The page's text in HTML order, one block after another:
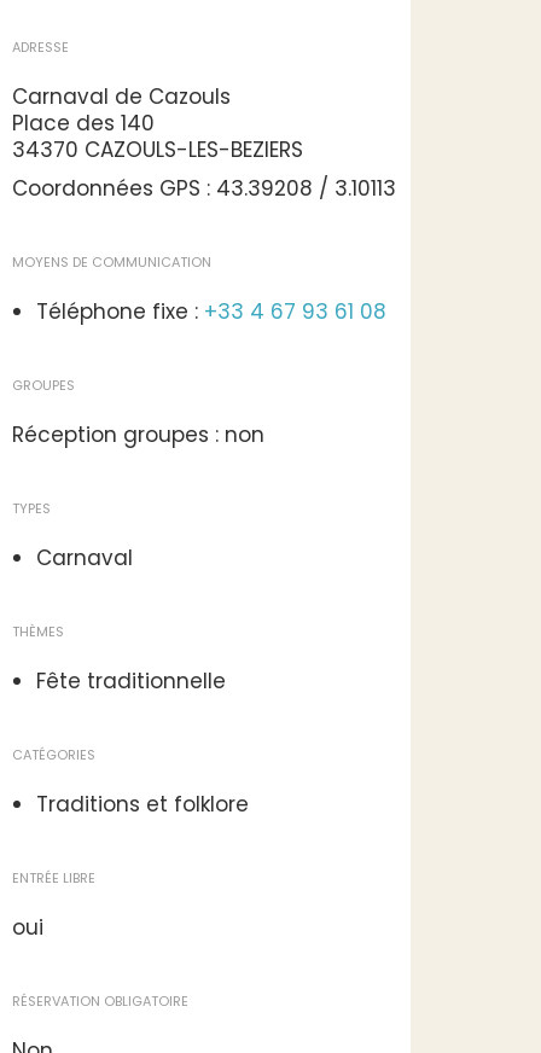
ADRESSE
Carnaval de Cazouls
Place des 140
34370 CAZOULS-LES-BEZIERS
Coordonnées GPS : 43.39208 / 3.10113
MOYENS DE COMMUNICATION
Téléphone fixe : +33 4 67 93 61 08
GROUPES
Réception groupes : non
TYPES
Carnaval
THÈMES
Fête traditionnelle
CATÉGORIES
Traditions et folklore
ENTRÉE LIBRE
oui
RÉSERVATION OBLIGATOIRE